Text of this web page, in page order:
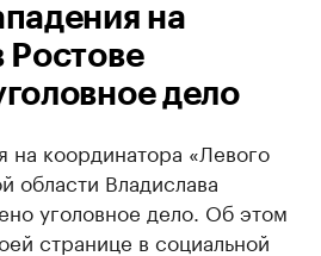
на
Ростове
дело
на координатора «Левого
области Владислава
уголовное дело. Об этом
странице в социальной